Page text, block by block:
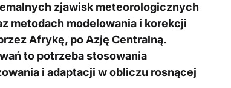
zjawisk meteorologicznych
metodach modelowania i korekcji
Afrykę, po Azję Centralną.
to potrzeba stosowania
i adaptacji w obliczu rosnącej